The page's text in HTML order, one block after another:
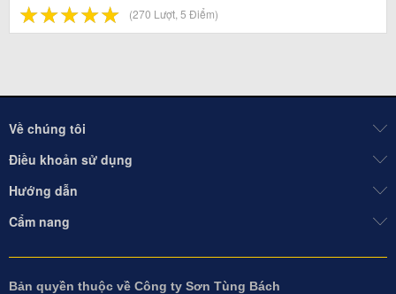
☆☆☆☆☆
★★★★★ (270 Lượt, 5 Điểm)
Về chúng tôi
Điều khoản sử dụng
Hướng dẫn
Cẩm nang
Bản quyền thuộc về Công ty Sơn Tùng Bách